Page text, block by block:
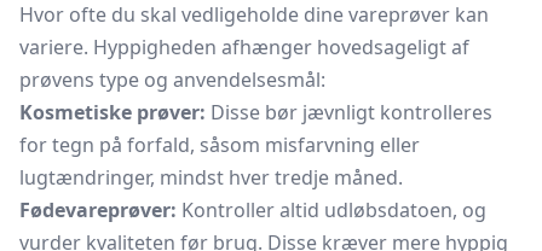
Hvor ofte du skal vedligeholde dine vareprøver kan
variere. Hyppigheden afhænger hovedsageligt af
prøvens type og anvendelsesmål:
Kosmetiske prøver: Disse bør jævnligt kontrolleres
for tegn på forfald, såsom misfarvning eller
lugtændringer, mindst hver tredje måned.
Fødevareprøver: Kontroller altid udløbsdatoen, og
vurder kvaliteten før brug. Disse kræver mere hyppig